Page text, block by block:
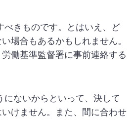
べきものです。とはいえ、ど
場合もあるかもしれません。
働基準監督署に事前連絡する
にないからといって、決して
けません。また、間に合わせ